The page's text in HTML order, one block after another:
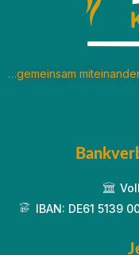
…gemeinsam
IBAN: DE61 5139